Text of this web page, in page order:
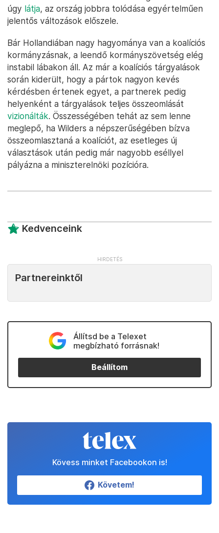
pártokkal. Az egyezmény megjelenését követően
ennek megfelelően felerősödtek a VVD kidobását
A közelgő európai parlamenti választásokon minden
bizonnyal hatalmasat fog nyerni Wilders, pártját 32
százalékra teszi a Politicoközvélemény-
kutatásainak átlaga. A balközép PvDA-GL 16, míg a
VVD 12 százalékon áll. A Wilders-féle PVV az
Identitás és Demokrácia (ID) frakcióban ül az
Európai Parlamentben, a szélsőjobb tehát újabb
győzelmet ünnepelhetne egy nyugati országban
(Franciaország mellett, ahol várhatóan a Marine Le
Pen-féle Nemzeti Tömörülés végez majd az élen).
szélsőjobboldali párt lesz a kormányzó koalíció
legbefolyásosabb tagja. Hogy a népszerűség
Meloni olasz miniszterelnök követendő példa lehet
úgylátja, az ország jobbra tolódása egyértelműen
kormányzásnak, a leendő kormányszövetség elég
instabil lábakon áll. Az már a koalíciós tárgyalások
kérdésben értenek egyet, a partnerek pedig
helyenként a tárgyalások teljes összeomlását
vizionálták. Összességében tehát az sem lenne
választások után pedig már nagyobb eséllyel
pályázna a miniszterelnöki pozícióra.
Kedvenceink